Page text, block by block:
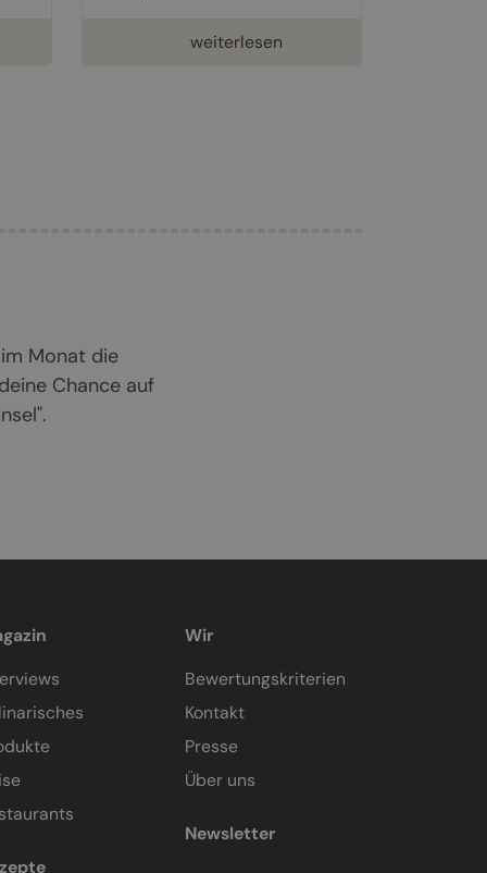
weiterlesen
Monat die
Chance auf
Wir
Bewertungskriterien
Kontakt
Presse
Über uns
Newsletter